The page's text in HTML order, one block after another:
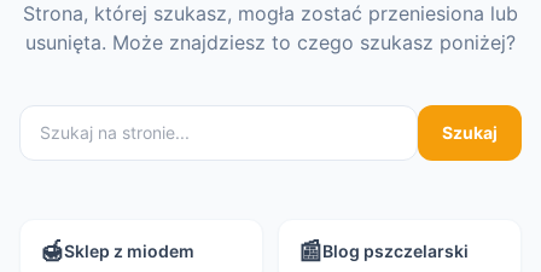
Strona, której szukasz, mogła zostać przeniesiona lub
usunięta. Może znajdziesz to czego szukasz poniżej?
Szukaj
🍯Sklep z miodem 📰Blog pszczelarski